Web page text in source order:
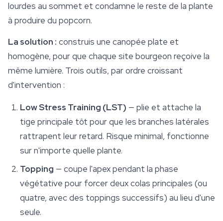
lourdes au sommet et condamne le reste de la plante
à produire du popcorn.
La solution : construis une canopée plate et
homogène, pour que chaque site bourgeon reçoive la
même lumière. Trois outils, par ordre croissant
d'intervention :
Low Stress Training (LST) — plie et attache la
tige principale tôt pour que les branches latérales
rattrapent leur retard. Risque minimal, fonctionne
sur n'importe quelle plante.
Topping — coupe l'apex pendant la phase
végétative pour forcer deux colas principales (ou
quatre, avec des toppings successifs) au lieu d'une
seule.